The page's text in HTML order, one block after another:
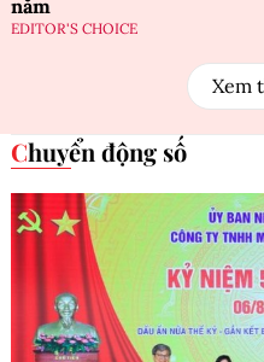
năm
EDITOR'S CHOICE
Xem
Chuyển động số